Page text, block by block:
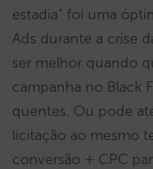
estadia” foi uma
Ads durante a crise
ser melhor quando
campanha no Black
quentes. Ou pode
licitação ao mesmo
conversão + CPC